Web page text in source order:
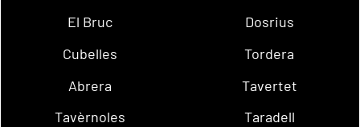
El Bruc
Dosrius
Cubelles
Tordera
Abrera
Tavertet
Tavèrnoles
Taradell